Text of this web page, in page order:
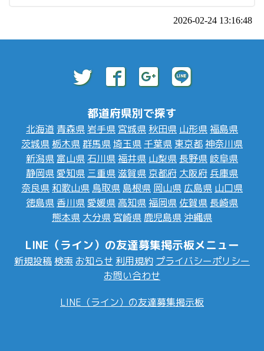
2026-02-24 13:16:48
都道府県別で探す
北海道 青森県 岩手県 宮城県 秋田県 山形県福島県
茨城県 栃木県群馬県埼玉県 千葉県 東京都神奈川県
新潟県 富山県 石川県福井県 山梨県 長野県 岐阜県
静岡県愛知県 三重県滋賀県 京都府 大阪府 兵庫県
奈良県 和歌山県 鳥取県 島根県 岡山県 広島県 山口県
徳島県 香川県愛媛県 高知県福岡県 佐賀県 長崎県
熊本県 大分県 宮崎県 鹿児島県 沖縄県
LINE（ライン）の友達募集掲示板メニュー
新規投稿 検索 お知らせ 利用規約 プライバシーポリシー
お問い合わせ
LINE（ライン）の友達募集掲示板